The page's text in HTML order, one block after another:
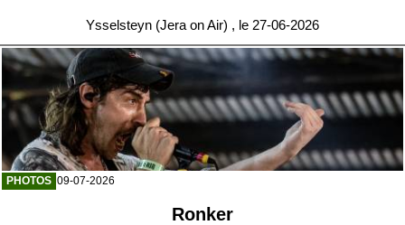
Ysselsteyn (Jera on Air) , le 27-06-2026
PHOTOS 09-07-2026
Ronker